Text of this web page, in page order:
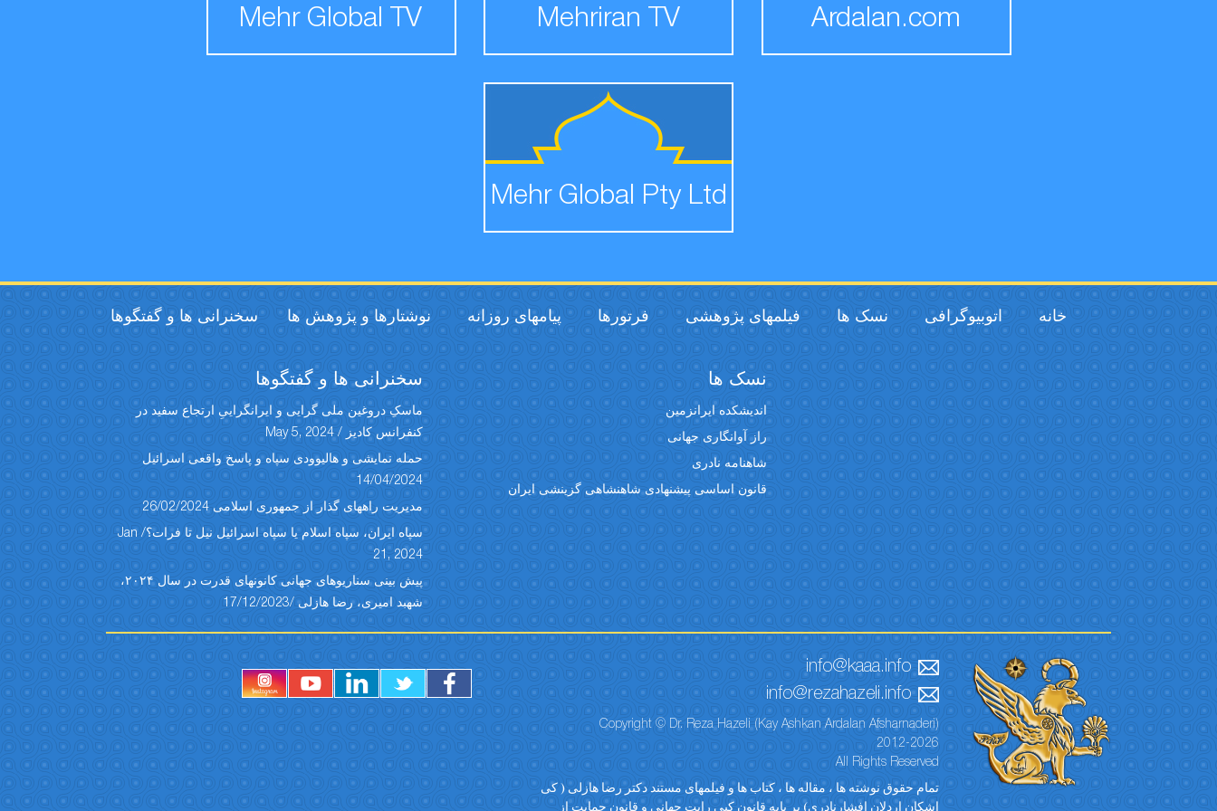
Ardalan.com
Mehriran TV
Mehr Global TV
Mehr Global Pty Ltd
خانه اتوبیوگرافی نسک ها فیلمهای پژوهشی فرتورها پیامهای روزانه نوشتارها و پژوهش ها سخنرانی ها و گفتگوها
نسک ها
اندیشکده ایرانزمین
راز آوانگاری جهانی
شاهنامه نادری
قانون اساسی پیشنهادی شاهنشاهی گزینشی ایران
سخنرانی ها و گفتگوها
ماسکِ دروغین ملی گرایی و ایرانگراییِ ارتجاع سفید در
کنفرانس کادیز / May 5, 2024
حمله نمایشی و هالیوودی سپاه و پاسخ واقعی اسرائیل
14/04/2024
مدیریت راههای گذار از جمهوری اسلامی 26/02/2024
سپاه ایران، سپاه اسلام یا سپاه اسرائیل نیل تا فرات؟/ Jan
21, 2024
پیش بینی سناریوهای جهانی کانونهای قدرت در سال ۲۰۲۴،
شهبد امیری، رضا هازلی /17/12/2023
info@kaaa.info
info@rezahazeli.info
Copyright © Dr. Reza Hazeli (Kay Ashkan Ardalan Afsharnaderi)
2012-2026
All Rights Reserved
تمام حقوق نوشته ها ، مقاله ها ، کتاب ها و فیلمهای مستند دکتر رضا هازلی ( کی
اشکان اردلان افشارنادری) بر پایه قانون کپی رایت جهانی و قانون حمایت از